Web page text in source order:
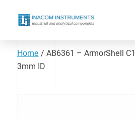
Home / AB6361 – ArmorShell
3mm ID